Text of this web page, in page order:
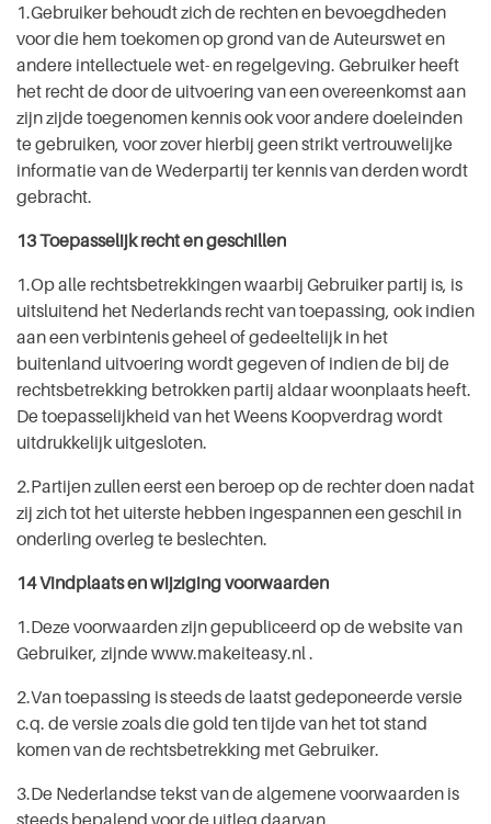
1.Gebruiker behoudt zich de rechten en bevoegdheden
voor die hem toekomen op grond van de Auteurswet en
andere intellectuele wet- en regelgeving. Gebruiker heeft
het recht de door de uitvoering van een overeenkomst aan
zijn zijde toegenomen kennis ook voor andere doeleinden
te gebruiken, voor zover hierbij geen strikt vertrouwelijke
informatie van de Wederpartij ter kennis van derden wordt
gebracht.
13 Toepasselijk recht en geschillen
1.Op alle rechtsbetrekkingen waarbij Gebruiker partij is, is
uitsluitend het Nederlands recht van toepassing, ook indien
aan een verbintenis geheel of gedeeltelijk in het
buitenland uitvoering wordt gegeven of indien de bij de
rechtsbetrekking betrokken partij aldaar woonplaats heeft.
De toepasselijkheid van het Weens Koopverdrag wordt
uitdrukkelijk uitgesloten.
2.Partijen zullen eerst een beroep op de rechter doen nadat
zij zich tot het uiterste hebben ingespannen een geschil in
onderling overleg te beslechten.
14 Vindplaats en wijziging voorwaarden
1.Deze voorwaarden zijn gepubliceerd op de website van
Gebruiker, zijnde www.makeiteasy.nl .
2.Van toepassing is steeds de laatst gedeponeerde versie
c.q. de versie zoals die gold ten tijde van het tot stand
komen van de rechtsbetrekking met Gebruiker.
3.De Nederlandse tekst van de algemene voorwaarden is
steeds bepalend voor de uitleg daarvan.